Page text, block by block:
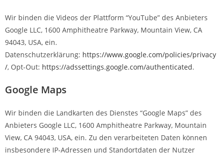
Wir binden die Videos der Plattform “YouTube” des Anbieters
Google LLC, 1600 Amphitheatre Parkway, Mountain View, CA
94043, USA, ein.
Datenschutzerklärung: https://www.google.com/policies/privacy
/, Opt-Out: https://adssettings.google.com/authenticated.
Google Maps
Wir binden die Landkarten des Dienstes “Google Maps” des
Anbieters Google LLC, 1600 Amphitheatre Parkway, Mountain
View, CA 94043, USA, ein. Zu den verarbeiteten Daten können
insbesondere IP-Adressen und Standortdaten der Nutzer